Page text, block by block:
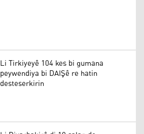
Li Tirkiyeyê 104 kes bi gumana
peywendiya bi DAIŞê re hatin
desteserkirin